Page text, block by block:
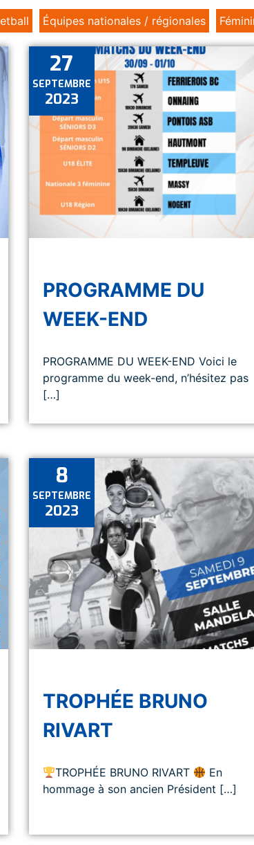
Équipes nationales / régionales
27
SEPTEMBRE
2023
PROGRAMME DU
WEEK-END
PROGRAMME DU WEEK-END Voici le
programme du week-end, n’hésitez pas
[…]
8
SEPTEMBRE
2023
TROPHÉE BRUNO
RIVART
TROPHÉE BRUNO RIVART
En
hommage à son ancien Président […]